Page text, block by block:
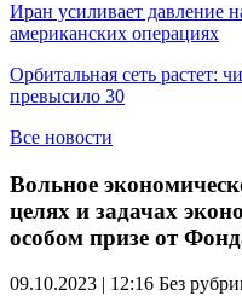
Иран усиливает давление
американских операциях
Орбитальная сеть растет:
превысило 30
Все новости
Вольное
целях и задачах
особом призе от
09.10.2023 | 12:16 Без